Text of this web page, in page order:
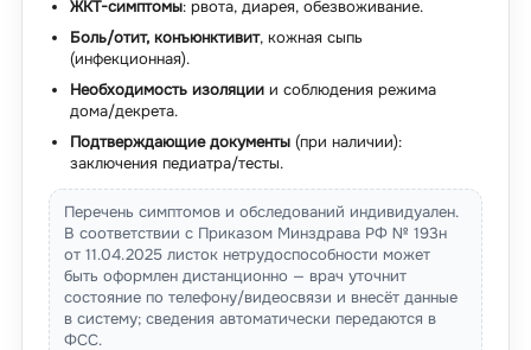
ЖКТ-симптомы: рвота, диарея, обезвоживание.
Боль/отит, конъюнктивит, кожная сыпь
(инфекционная).
Необходимость изоляциии соблюдения режима
дома/декрета.
Подтверждающие документы(при наличии):
заключения педиатра/тесты.
Перечень симптомов и обследований индивидуален.
В соответствии с Приказом Минздрава РФ № 193н
от 11.04.2025 листок нетрудоспособности может
быть оформлен дистанционно — врач уточнит
состояние по телефону/видеосвязи и внесёт данные
в систему; сведения автоматически передаются в
ФСС.